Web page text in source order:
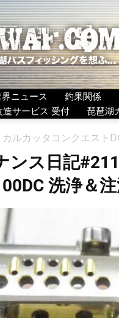
BeWAF
(ビ
ワ
エ
フ）
ニュース 釣果関係
造サービス 受付
琵琶湖
カルカッタコンクエスト
ンス日記
洗浄＆